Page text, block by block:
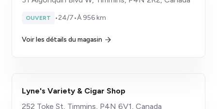
OUVERT •24/7•À 956 km
Voir les détails du magasin
Lyne's Variety & Cigar Shop
252 Toke St, Timmins, P4N 6V1, Canada